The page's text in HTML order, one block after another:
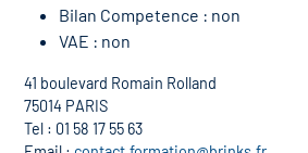
Bilan Competence : non
VAE : non
41 boulevard Romain Rolland
75014 PARIS
Tel : 01 58 17 55 63